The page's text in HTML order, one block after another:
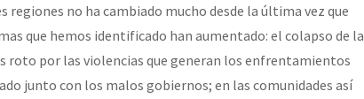
no Estado Espanhol
regiones no ha cambiado mucho desde la última vez que
que hemos identificado han aumentado: el colapso de la
roto por las violencias que generan los enfrentamientos
junto con los malos gobiernos; en las comunidades así